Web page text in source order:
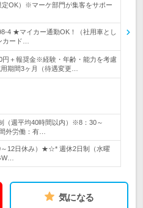
定OK）※マーケ部門が集客をサポー
4 ★マイカー通勤OK！（社用車とし
ード…
円＋報奨金※経験・年齢・能力を考慮
期間3ヶ月（待遇変更…
（週平均40時間以内）※8：30～
外労働：有…
12日休み）★☆* 週休2日制（水曜
気になる